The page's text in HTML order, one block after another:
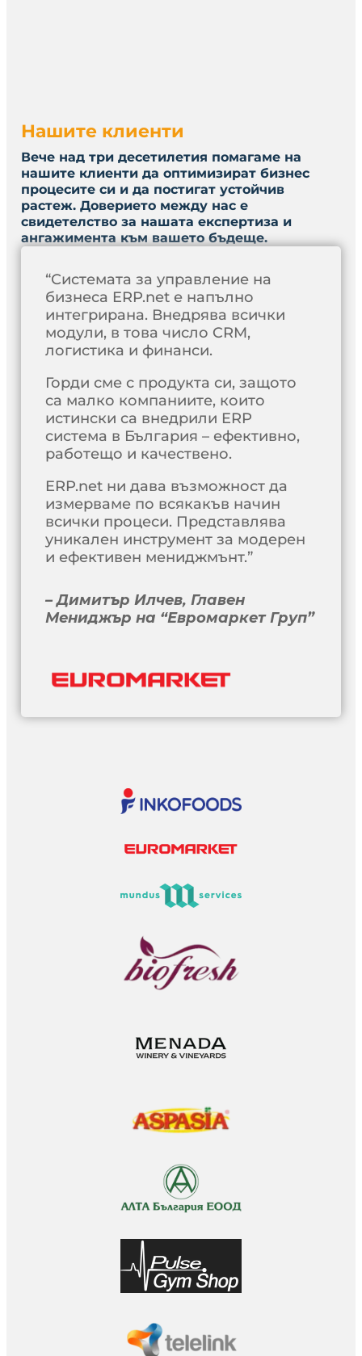
Нашите клиенти
Вече над три десетилетия помагаме на
нашите клиенти да оптимизират бизнес
процесите си и да постигат устойчив
растеж. Доверието между нас е
свидетелство за нашата експертиза и
ангажимента към вашето бъдеще.
“Системата за управление на
бизнеса ERP.net е напълно
интегрирана. Внедрява всички
модули, в това число CRM,
логистика и финанси.
Горди сме с продукта си, защото
са малко компаниите, които
истински са внедрили ERP
система в България – ефективно,
работещо и качествено.
ERP.net ни дава възможност да
измерваме по всякакъв начин
всички процеси. Представлява
уникален инструмент за модерен
и ефективен мениджмънт.”
– Димитър Илчев, Главен
Мениджър на “Евромаркет Груп”